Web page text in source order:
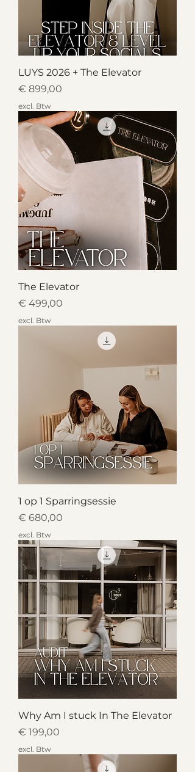
LUYS 2026 + The Elevator
Prijs
€ 899,00
excl. Btw
The Elevator
Prijs
€ 499,00
excl. Btw
1 op 1 Sparringsessie
Prijs
€ 680,00
excl. Btw
Why Am I stuck In The Elevator
Prijs
€ 199,00
excl. Btw